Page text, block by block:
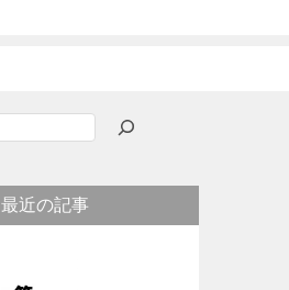
最近の記事